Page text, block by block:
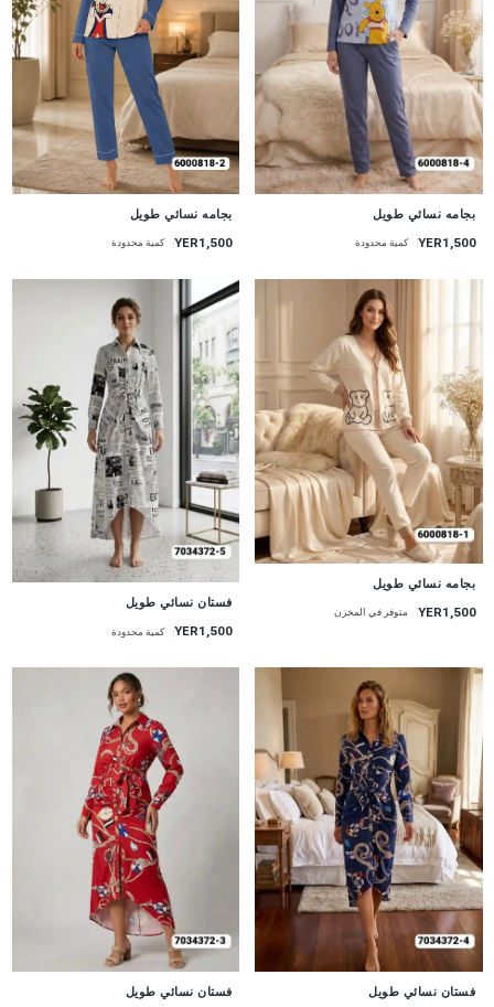
بجامه نسائي طويل
YER1,500 كمية محدودة
بجامه نسائي طويل
YER1,500 كمية محدودة
بجامه نسائي طويل
YER1,500 متوفر في المخزن
فستان نسائي طويل
YER1,500 كمية محدودة
فستان نسائي طويل فستان نسائي طويل